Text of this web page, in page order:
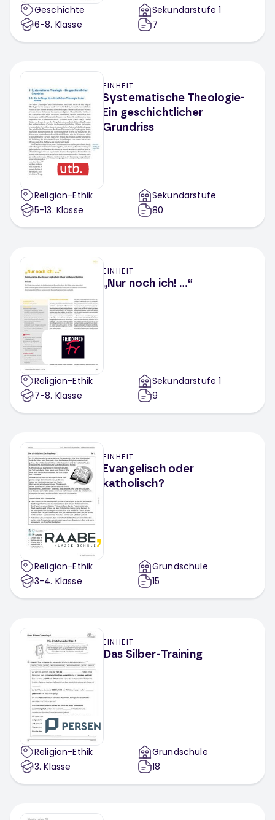
Geschichte
6-8. Klasse
Sekundarstufe 1
7
EINHEIT
Systematische Theologie-
Ein geschichtlicher
Grundriss
Religion-Ethik
5-13. Klasse
Sekundarstufe
80
EINHEIT
„Nur noch ich! …“
Religion-Ethik
7-8. Klasse
Sekundarstufe 1
9
EINHEIT
Evangelisch oder
katholisch?
Religion-Ethik
3-4. Klasse
Grundschule
15
EINHEIT
Das Silber-Training
Religion-Ethik
3. Klasse
Grundschule
18